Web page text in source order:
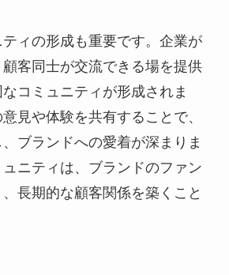
ィの形成も重要です。企業が
客同士が交流できる場を提供
コミュニティが形成されま
見や体験を共有することで、
ブランドへの愛着が深まりま
ニティは、ブランドのファン
長期的な顧客関係を築くこと